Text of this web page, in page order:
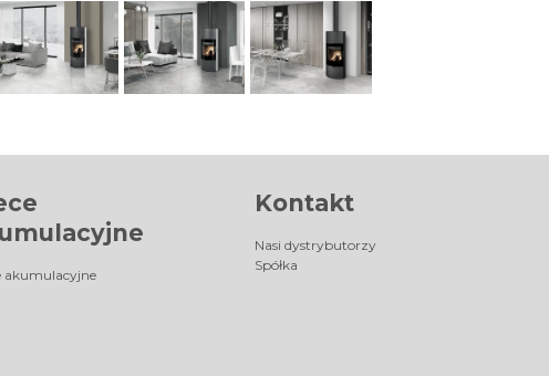
akumulacyjne
Kontakt
Nasi dystrybutorzy
Spółka